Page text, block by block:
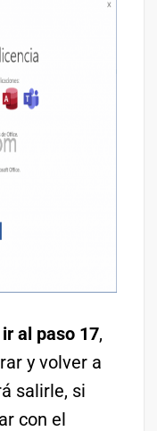
al paso 17,
y volver a
salirle, si
con el